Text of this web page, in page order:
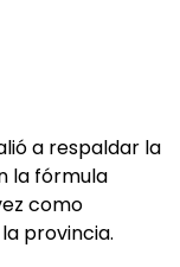
a respaldar la
la fórmula
como
provincia.